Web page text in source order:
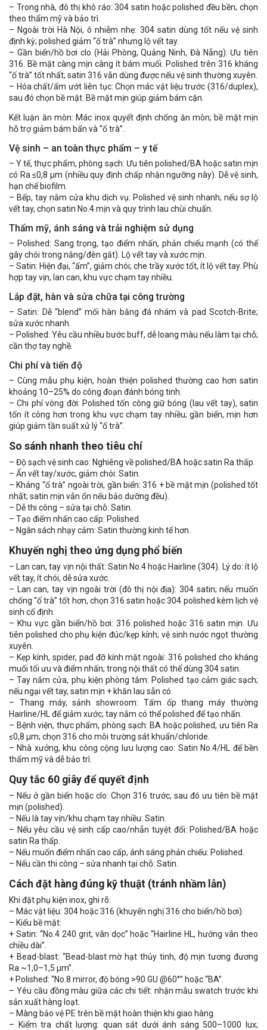
– Trong nhà, đô thị khô ráo: 304 satin hoặc polished đều bền; chọn
theo thẩm mỹ và bảo trì.
– Ngoài trời Hà Nội, ô nhiễm nhẹ: 304 satin dùng tốt nếu vệ sinh
định kỳ; polished giảm “ố trà” nhưng lộ vết tay.
– Gần biển/hồ bơi clo (Hải Phòng, Quảng Ninh, Đà Nẵng): Ưu tiên
316. Bề mặt càng mịn càng ít bám muối. Polished trên 316 kháng
“ố trà” tốt nhất; satin 316 vẫn dùng được nếu vệ sinh thường xuyên.
– Hóa chất/ẩm ướt liên tục: Chọn mác vật liệu trước (316/duplex),
sau đó chọn bề mặt. Bề mặt mịn giúp giảm bám cặn.
Kết luận ăn mòn: Mác inox quyết định chống ăn mòn; bề mặt mịn
hỗ trợ giảm bám bẩn và “ố trà”.
Vệ sinh – an toàn thực phẩm – y tế
– Y tế, thực phẩm, phòng sạch: Ưu tiên polished/BA hoặc satin mịn
có Ra ≤0,8 µm (nhiều quy định chấp nhận ngưỡng này). Dễ vệ sinh,
hạn chế biofilm.
– Bếp, tay nắm cửa khu dịch vụ: Polished vệ sinh nhanh; nếu sợ lộ
vết tay, chọn satin No.4 mịn và quy trình lau chùi chuẩn.
Thẩm mỹ, ánh sáng và trải nghiệm sử dụng
– Polished: Sang trọng, tạo điểm nhấn, phản chiếu mạnh (có thể
gây chói trong nắng/đèn gắt). Lộ vết tay và xước mịn.
– Satin: Hiện đại, “ấm”, giảm chói; che trầy xước tốt, ít lộ vết tay. Phù
hợp tay vịn, lan can, khu vực chạm tay nhiều.
Lắp đặt, hàn và sửa chữa tại công trường
– Satin: Dễ “blend” mối hàn bằng đá nhám và pad Scotch-Brite;
sửa xước nhanh.
– Polished: Yêu cầu nhiều bước buff, dễ loang màu nếu làm tại chỗ;
cần thợ tay nghề.
Chi phí và tiến độ
– Cùng mẫu phụ kiện, hoàn thiện polished thường cao hơn satin
khoảng 10–25% do công đoạn đánh bóng tinh.
– Chi phí vòng đời: Polished tốn công giữ bóng (lau vết tay), satin
tốn ít công hơn trong khu vực chạm tay nhiều; gần biển, mịn hơn
giúp giảm tần suất xử lý “ố trà”.
So sánh nhanh theo tiêu chí
– Độ sạch vệ sinh cao: Nghiêng về polished/BA hoặc satin Ra thấp.
– Ẩn vết tay/xước, giảm chói: Satin.
– Kháng “ố trà” ngoài trời, gần biển: 316 + bề mặt mịn (polished tốt
nhất; satin mịn vẫn ổn nếu bảo dưỡng đều).
– Dễ thi công – sửa tại chỗ: Satin.
– Tạo điểm nhấn cao cấp: Polished.
– Ngân sách nhạy cảm: Satin thường kinh tế hơn.
Khuyến nghị theo ứng dụng phổ biến
– Lan can, tay vịn nội thất: Satin No.4 hoặc Hairline (304). Lý do: ít lộ
vết tay, ít chói, dễ sửa xước.
– Lan can, tay vịn ngoài trời (đô thị nội địa): 304 satin; nếu muốn
chống “ố trà” tốt hơn, chọn 316 satin hoặc 304 polished kèm lịch vệ
sinh cố định.
– Khu vực gần biển/hồ bơi: 316 polished hoặc 316 satin mịn. Ưu
tiên polished cho phụ kiện đúc/kẹp kính; vệ sinh nước ngọt thường
xuyên.
– Kẹp kính, spider, pad đỡ kính mặt ngoài: 316 polished cho kháng
muối tối ưu và điểm nhấn; trong nội thất có thể dùng 304 satin.
– Tay nắm cửa, phụ kiện phòng tắm: Polished tạo cảm giác sạch;
nếu ngại vết tay, satin mịn + khăn lau sẵn có.
– Thang máy, sảnh showroom: Tấm ốp thang máy thường
Hairline/HL để giảm xước; tay nắm có thể polished để tạo nhấn.
– Bệnh viện, thực phẩm, phòng sạch: BA hoặc polished, ưu tiên Ra
≤0,8 µm; chọn 316 cho môi trường sát khuẩn/chloride.
– Nhà xưởng, khu công cộng lưu lượng cao: Satin No.4/HL để bền
thẩm mỹ và dễ bảo trì.
Quy tắc 60 giây để quyết định
– Nếu ở gần biển hoặc clo: Chọn 316 trước, sau đó ưu tiên bề mặt
mịn (polished).
– Nếu là tay vịn/khu chạm tay nhiều: Satin.
– Nếu yêu cầu vệ sinh cấp cao/nhẵn tuyệt đối: Polished/BA hoặc
satin Ra thấp.
– Nếu muốn điểm nhấn cao cấp, ánh sáng phản chiếu: Polished.
– Nếu cần thi công – sửa nhanh tại chỗ: Satin.
Cách đặt hàng đúng kỹ thuật (tránh nhầm lẫn)
Khi đặt phụ kiện inox, ghi rõ:
– Mác vật liệu: 304 hoặc 316 (khuyến nghị 316 cho biển/hồ bơi).
– Kiểu bề mặt:
+ Satin: “No.4 240 grit, vân dọc” hoặc “Hairline HL, hướng vân theo
chiều dài”.
+ Bead-blast: “Bead-blast mờ hạt thủy tinh, độ mịn tương đương
Ra ~1,0–1,5 µm”.
+ Polished: “No.8 mirror, độ bóng >90 GU @60°” hoặc “BA”.
– Yêu cầu đồng màu giữa các chi tiết: nhận mẫu swatch trước khi
sản xuất hàng loạt.
– Màng bảo vệ PE trên bề mặt hoàn thiện khi giao hàng.
– Kiểm tra chất lượng: quan sát dưới ánh sáng 500–1000 lux;